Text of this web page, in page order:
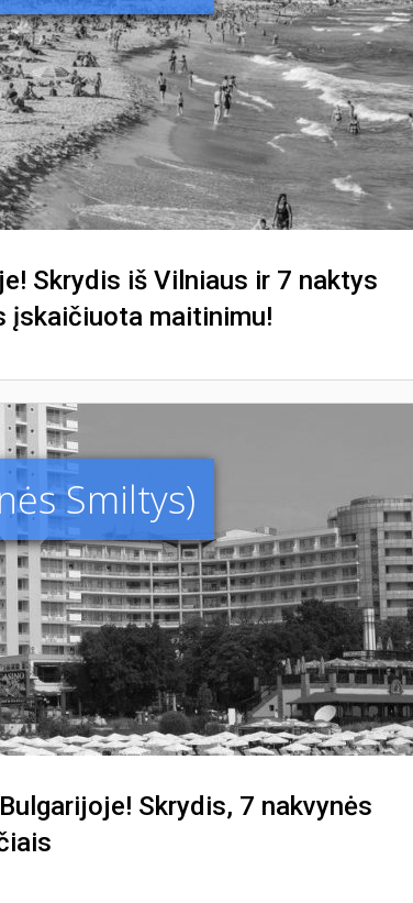
Skrydis iš Vilniaus ir 7 naktys
įskaičiuota maitinimu!
Smiltys)
Skrydis, 7 nakvynės